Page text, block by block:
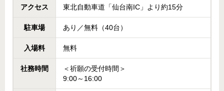
アクセス 東北自動車道「仙台南IC」より約15分
駐車場 あり／無料（40台）
入場料 無料
社務時間
＜祈願の受付時間＞
9:00～16:00